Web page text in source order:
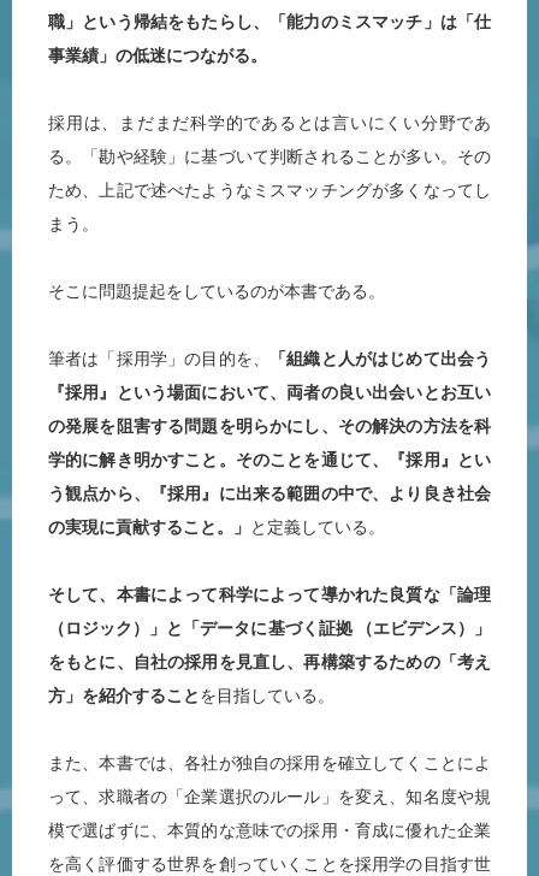
職」という帰結をもたらし、「能力のミスマッチ」は「仕
事業績」の低迷につながる。
採用は、まだまだ科学的であるとは言いにくい分野であ
る。「勘や経験」に基づいて判断されることが多い。その
ため、上記で述べたようなミスマッチングが多くなってし
まう。
そこに問題提起をしているのが本書である。
筆者は「採用学」の目的を、
「組織と人がはじめて出会う
『採用』という場面において、両者の良い出会いとお互い
の発展を阻害する問題を明らかにし、その解決の方法を科
学的に解き明かすこと。そのことを通じて、『採用』とい
う観点から、『採用』に出来る範囲の中で、より良き社会
の実現に貢献すること。」 と定義している。
そして、本書によって科学によって導かれた良質な「論理
（ロジック）」と「データに基づく証拠 （エビデンス）」
をもとに、自社の採用を見直し、再構築するための「考え
方」を紹介することを目指している。
また、本書では、各社が独自の採用を確立してくことによ
って、求職者の「企業選択のルール」を変え、知名度や規
模で選ばずに、本質的な意味での採用・育成に優れた企業
を高く評価する世界を創っていくことを採用学の目指す世